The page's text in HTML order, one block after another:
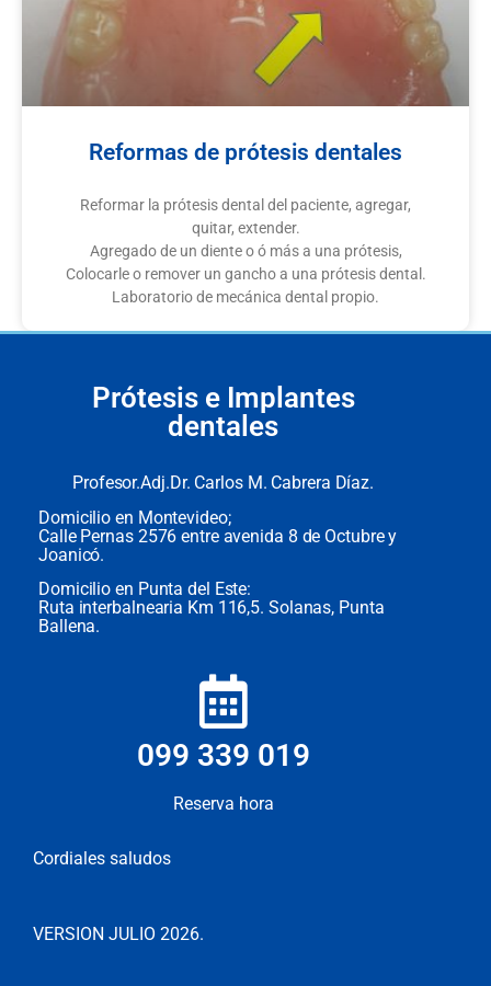
Reformas de prótesis dentales
Reformar la prótesis dental del paciente, agregar,
quitar, extender.
Agregado de un diente o ó más a una prótesis,
Colocarle o remover un gancho a una prótesis dental.
Laboratorio de mecánica dental propio.
Prótesis e Implantes
dentales
Profesor.Adj.Dr. Carlos M. Cabrera Díaz.
Domicilio en Montevideo;
Calle Pernas 2576 entre avenida 8 de Octubre y
Joanicó.
Domicilio en Punta del Este:
Ruta interbalnearia Km 116,5. Solanas, Punta
Ballena.
099 339 019
Reserva hora
Cordiales saludos
VERSION JULIO 2026.